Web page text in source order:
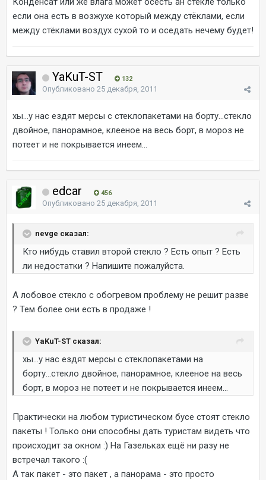
если она есть в возжухе который между стёклами, если
между стёклами воздух сухой то и оседать нечему будет!
YaKuT-ST 132
Опубликовано 25 декабря, 2011
хы...у нас ездят мерсы с стеклопакетами на борту...стекло
двойное, панорамное, клееное на весь борт, в мороз не
потеет и не покрывается инеем...
edcar 456
Опубликовано 25 декабря, 2011
nevge сказал:
Кто нибудь ставил второй стекло ? Есть опыт ? Есть
ли недостатки ? Напишите пожалуйста.
А лобовое стекло с обогревом проблему не решит разве
? Тем более они есть в продаже !
YaKuT-ST сказал:
хы...у нас ездят мерсы с стеклопакетами на
борту...стекло двойное, панорамное, клееное на весь
борт, в мороз не потеет и не покрывается инеем...
Практически на любом туристическом бусе стоят стекло
пакеты ! Только они способны дать туристам видеть что
происходит за окном :) На Газельках ещё ни разу не
встречал такого :(
А так пакет - это пакет , а панорама - это просто